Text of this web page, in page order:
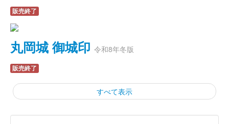
販売終了
丸岡城 御城印 令和8年冬版
販売終了
すべて表示